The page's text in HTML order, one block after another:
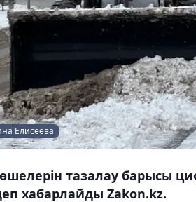
Елисеева
тазалау барысы
хабарлайды Zakon.kz.